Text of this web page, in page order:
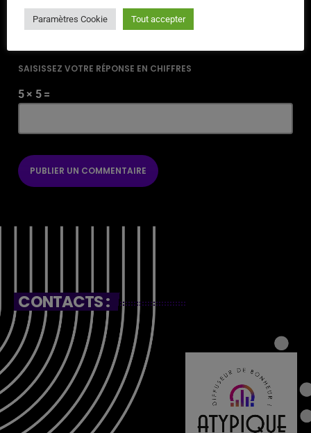
ENREGISTRER MON NOM, MON E-MAIL ET MON SITE DANS LE
SAISISSEZ VOTRE RÉPONSE EN CHIFFRES
5 × 5 =
CONTACTS :
Paramètres Cookie Tout accepter